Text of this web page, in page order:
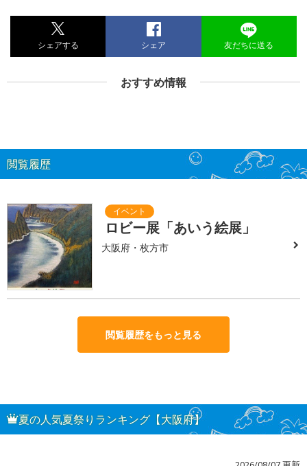
シェアする シェア 友だちに送る
おすすめ情報
閲覧履歴
ロビー展「あいう絵展」
大阪府・枚方市
閲覧履歴をもっと見る
夏の人気夏祭りランキング【大阪府】